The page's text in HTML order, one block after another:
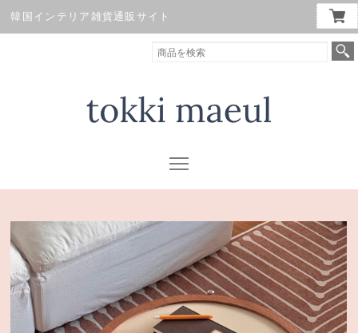
韓国インテリア雑貨通販サイト